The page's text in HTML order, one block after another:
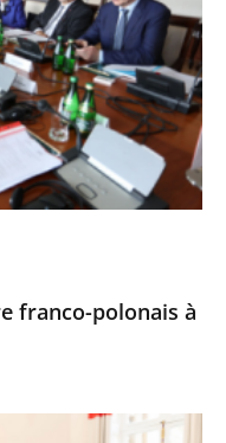
franco-polonais à